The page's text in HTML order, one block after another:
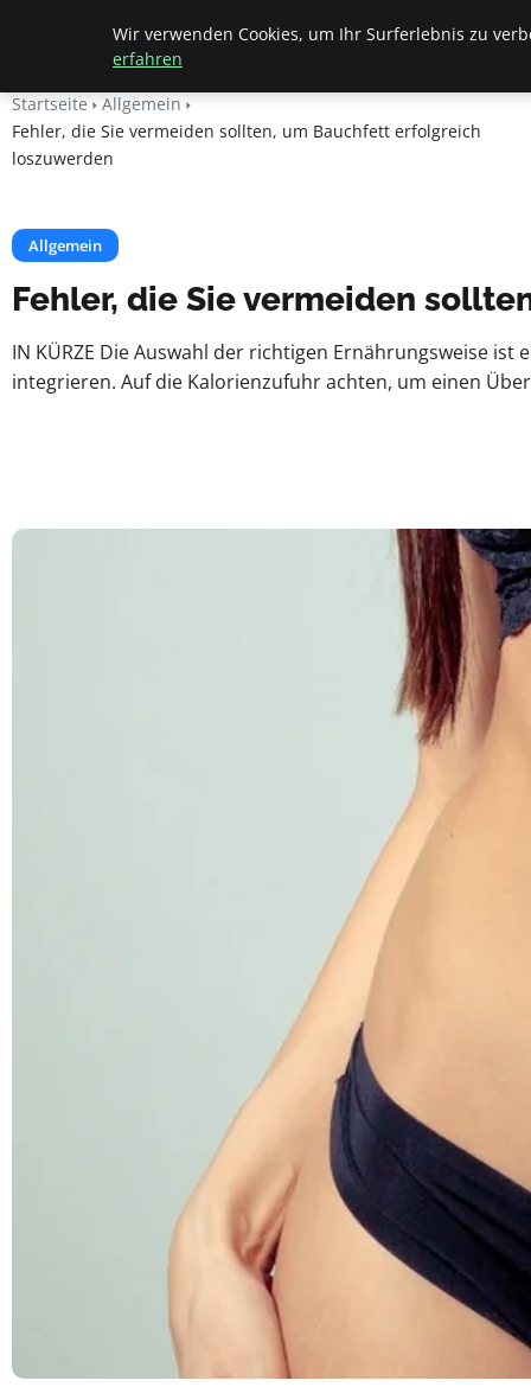
Beyond Surface
Startseite
Allgemein
Fehler, die Sie vermeiden sollten, um Bauchfett erfolgreich
loszuwerden
Allgemein
Fehler, die Sie vermeiden
IN KÜRZE Die Auswahl der richtigen Ernährungsweise
integrieren. Auf die Kalorienzufuhr achten, um einen
Wir verwenden Cookies, um Ihr Surferlebnis zu
erfahren